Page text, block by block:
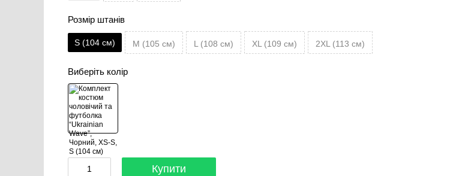
Розмір штанів
S (104 см) M (105 см) L (108 см) XL (109 см) 2XL (113 см)
Виберіть колір
Купити